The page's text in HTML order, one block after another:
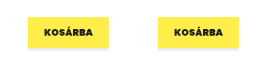
KOSÁRBA KOSÁRBA